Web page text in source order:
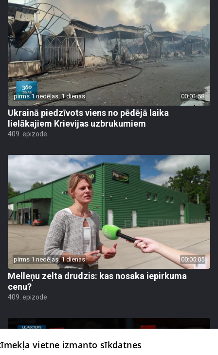
pirms 1 nedēļas, 1 dienas 00:01:58
Ukrainā piedzīvots viens no pēdējā laika
lielākajiem Krievijas uzbrukumiem
409. epizode
pirms 1 nedēļas, 1 dienas 00:05:05
Melleņu zelta drudzis: kas nosaka iepirkuma
cenu?
409. epizode
vietne izmanto sīkdatnes